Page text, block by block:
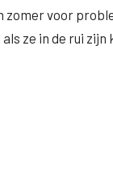
voor
ze in de rui